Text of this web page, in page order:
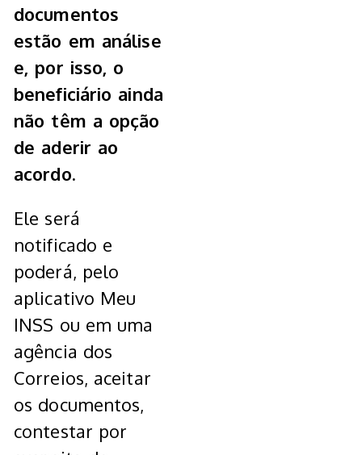
documentos
estão em análise
e, por isso, o
beneficiário ainda
não têm a opção
de aderir ao
acordo.
Ele será
notificado e
poderá, pelo
aplicativo Meu
INSS ou em uma
agência dos
Correios, aceitar
os documentos,
contestar por